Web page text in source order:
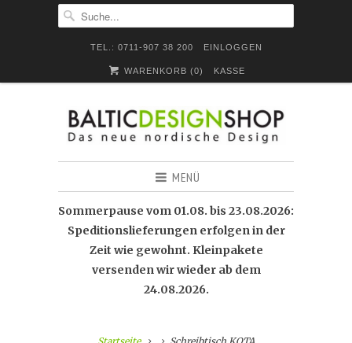
TEL.: 0711-907 38 200 EINLOGGEN
WARENKORB (0) KASSE
MENÜ
Sommerpause vom 01.08. bis 23.08.2026:
Speditionslieferungen erfolgen in der
Zeit wie gewohnt. Kleinpakete
versenden wir wieder ab dem
24.08.2026.